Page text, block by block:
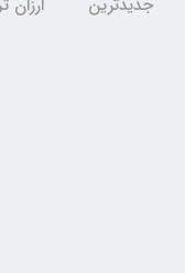
جدیدترین ارزان